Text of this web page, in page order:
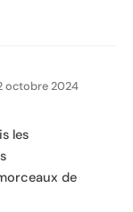
octobre 2024
les
de